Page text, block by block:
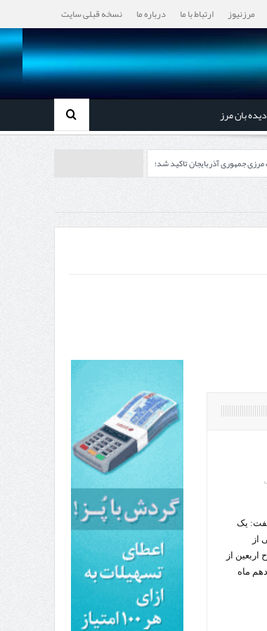
مرزنیوز ارتباط با ما درباره ما نسخه قبلی سایت
بان مرز
جمهوری آذربایجان تاکید شد؛
آذربایجان ضرورت دارد
دستی از استاندار اردبیل
یک
از
از
ماه